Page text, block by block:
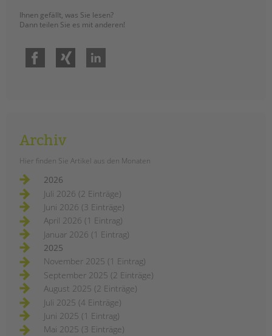
Ihnen gefällt, was Sie lesen?
Dann teilen Sie es mit anderen!
Facebook
Archiv
Hier finden Sie Artikel aus den Monaten
2026
Juli 2026 (2 Einträge)
Juni 2026 (3 Einträge)
April 2026 (1 Eintrag)
Januar 2026 (1 Eintrag)
2025
November 2025 (1 Eintrag)
September 2025 (2 Einträge)
August 2025 (2 Einträge)
Juli 2025 (4 Einträge)
Juni 2025 (1 Eintrag)
Mai 2025 (3 Einträge)